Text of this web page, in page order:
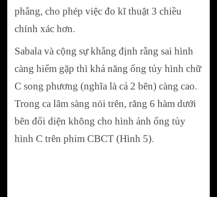
phẳng, cho phép việc đo kĩ thuật 3 chiều
chính xác hơn.
Sabala và cộng sự khẳng định rằng sai hình
càng hiếm gặp thì khả năng ống tủy hình chữ
C song phương (nghĩa là cả 2 bên) càng cao.
Trong ca lâm sàng nói trên, răng 6 hàm dưới
bên đối diện không cho hình ảnh ống tủy
hình C trên phim CBCT (Hình 5).